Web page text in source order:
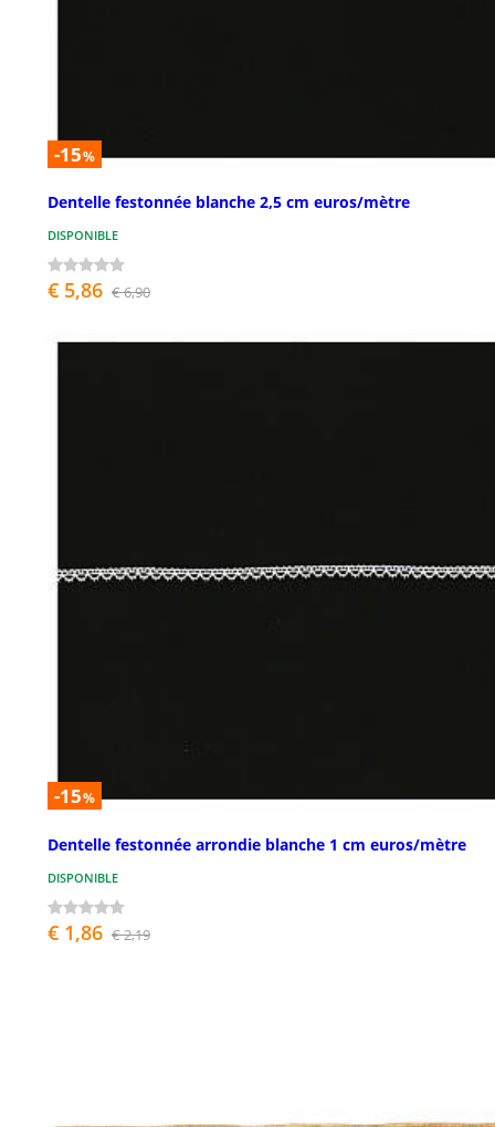
-15%
Dentelle festonnée blanche 2,5 cm euros/mètre
DISPONIBLE
€ 5,86 € 6,90
-15%
Dentelle festonnée arrondie blanche 1 cm euros/mètre
DISPONIBLE
€ 1,86 € 2,19